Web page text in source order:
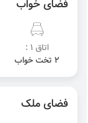
فضای خواب
اتاق 1 :
2 تخت خواب
فضای ملک